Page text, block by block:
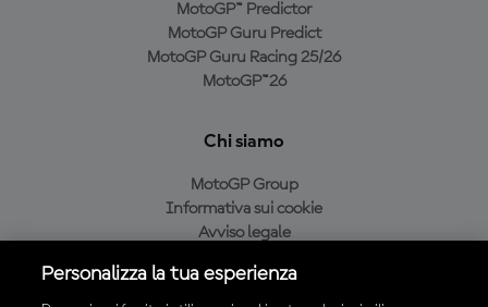
MotoGP™ Predictor
MotoGP Guru Predict
MotoGP Guru Racing 25/26
MotoGP™26
Chi siamo
MotoGP Group
Informativa sui cookie
Avviso legale
Condizioni di acquisto
Personalizza la tua esperienza